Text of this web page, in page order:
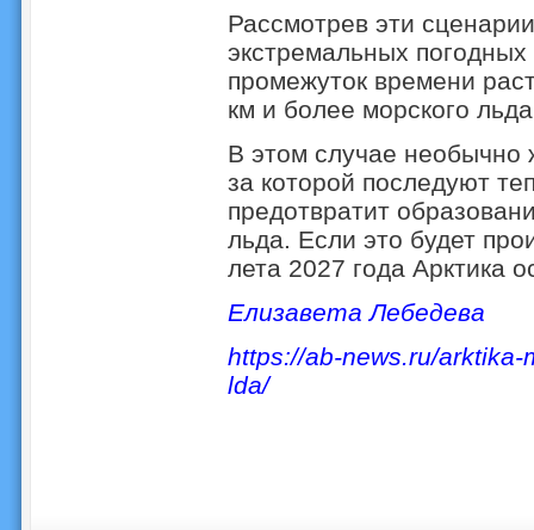
Рассмотрев эти
экстремальных
промежуток времени
км и более морского
В этом случае необычно
за которой последуют
предотвратит
льда. Если это будет
лета 2027 года Арктика
Елизавета Лебедева
https://ab-news.ru/
lda/